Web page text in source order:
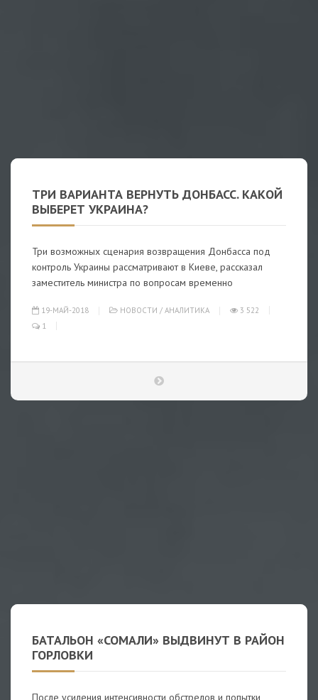
ТРИ ВАРИАНТА ВЕРНУТЬ ДОНБАСС. КАКОЙ
ВЫБЕРЕТ УКРАИНА?
Три возможных сценария возвращения Донбасса под
контроль Украины рассматривают в Киеве, рассказал
заместитель министра по вопросам временно
19-МАЙ-2018 НОВОСТИ / АНАЛИТИКА
3 522
1
БАТАЛЬОН «СОМАЛИ» ВЫДВИНУТ В РАЙОН
ГОРЛОВКИ
После усиления интенсивности обстрелов и попытки